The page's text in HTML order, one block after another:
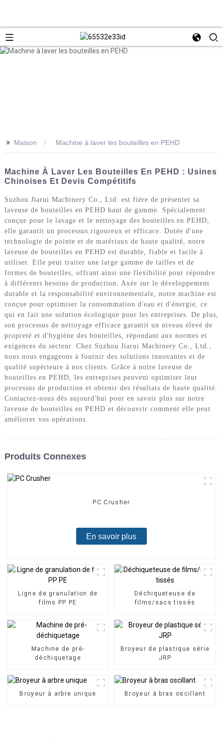
>> Maison Machine à laver les bouteilles en PEHD
Machine À Laver Les Bouteilles En PEHD : Usines
Chinoises Et Devis Compétitifs
Suzhou Jiarui Machinery Co., Ltd. est fière de présenter sa
laveuse de bouteilles en PEHD haut de gamme. Spécialement
conçue pour le lavage et le nettoyage des bouteilles en PEHD,
elle garantit un processus rigoureux et efficace. Dotée d'une
technologie de pointe et de matériaux de haute qualité, notre
laveuse de bouteilles en PEHD est durable, fiable et facile à
utiliser. Elle peut traiter une large gamme de tailles et de
formes de bouteilles, offrant ainsi une flexibilité pour répondre
à différents besoins de production. Axée sur le développement
durable et la responsabilité environnementale, notre machine est
conçue pour optimiser la consommation d'eau et d'énergie, ce
qui en fait une solution écologique pour les entreprises. De plus,
son processus de nettoyage efficace garantit un niveau élevé de
propreté et d'hygiène des bouteilles, répondant aux normes et
exigences du secteur. Chez Suzhou Jiarui Machinery Co., Ltd.,
nous nous engageons à fournir des solutions innovantes et de
qualité supérieure à nos clients. Grâce à notre laveuse de
bouteilles en PEHD, les entreprises peuvent optimiser leur
processus de production et obtenir des résultats de haute qualité.
Contactez-nous dès aujourd'hui pour en savoir plus sur notre
laveuse de bouteilles en PEHD et découvrir comment elle peut
améliorer vos opérations.
Produits Connexes
PC Crusher
En savoir plus
Ligne de granulation de
films PP PE
Déchiqueteuse de
films/sacs tissés
Machine de pré-
déchiquetage
Broyeur de plastique série
JRP
Broyeur à arbre unique Broyeur à bras oscillant